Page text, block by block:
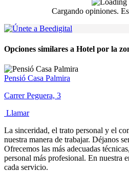
Cargando opiniones.
Opciones similares a Hotel por la
Pensió Casa Palmira
Carrer Peguera, 3
Llamar
La sinceridad, el trato personal y el
nuestra manera de trabajar. Déjanos
Ofrecemos las más adecuadas
personal más profesional. En nuestra
cada servicio.